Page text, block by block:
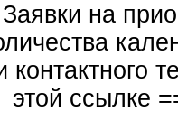
Заявки на
контактного
этой ссылке